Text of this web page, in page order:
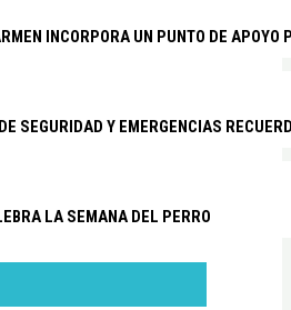
INCORPORA UN PUNTO DE
SEGURIDAD Y EMERGENCIAS
LA SEMANA DEL PERRO